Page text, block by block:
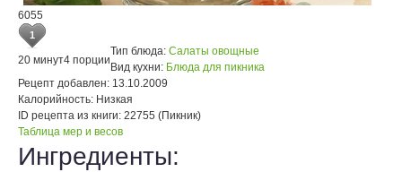
6055
1
20 минут4 порции
Тип блюда: Салаты овощные
Вид кухни: Блюда для пикника
Рецепт добавлен: 13.10.2009
Калорийность: Низкая
ID рецепта из книги: 22755 (Пикник)
Таблица мер и весов
Ингредиенты: